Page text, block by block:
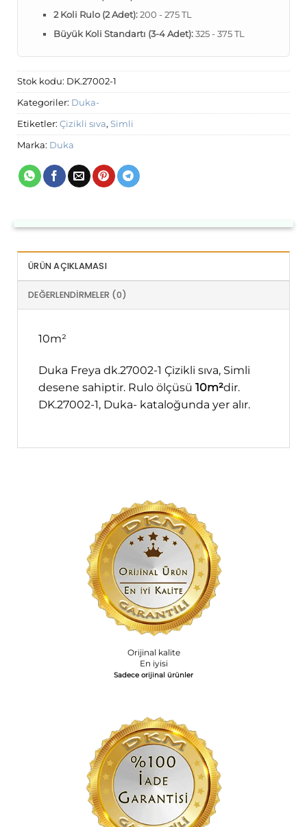
2 Koli Rulo (2 Adet):200 - 275 TL
Büyük Koli Standartı (3-4 Adet):325 - 375 TL
Stok kodu: DK.27002-1
Kategoriler: Duka-
Etiketler: Çizikli sıva, Simli
Marka: Duka
ÜRÜN AÇIKLAMASI
DEĞERLENDIRMELER (0)
10m²
Duka Freya dk.27002-1 Çizikli sıva, Simli
desene sahiptir. Rulo ölçüsü 10m²dir.
DK.27002-1, Duka- kataloğunda yer alır.
Orijinal kalite
En iyisi
Sadece orijinal ürünler